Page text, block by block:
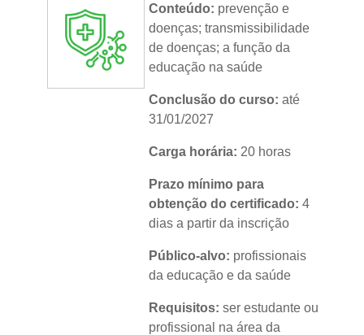
Conteúdo: prevenção e
doenças; transmissibilidade
de doenças; a função da
educação na saúde
Conclusão do curso: até
31/01/2027
Carga horária: 20 horas
Prazo mínimo para
obtenção do certificado: 4
dias a partir da inscrição
Público-alvo: profissionais
da educação e da saúde
Requisitos: ser estudante ou
profissional na área da